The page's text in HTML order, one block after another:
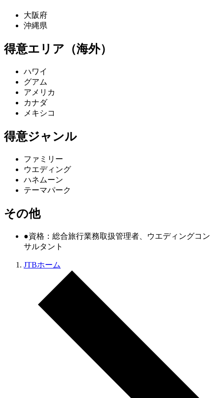
大阪府
沖縄県
得意エリア（海外）
ハワイ
グアム
アメリカ
カナダ
メキシコ
得意ジャンル
ファミリー
ウエディング
ハネムーン
テーマパーク
その他
●資格：総合旅行業務取扱管理者、ウエディングコン
サルタント
JTBホーム